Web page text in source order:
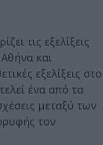
τις εξελίξεις
και
εξελίξεις στο
ένα από τα
μεταξύ των
τον